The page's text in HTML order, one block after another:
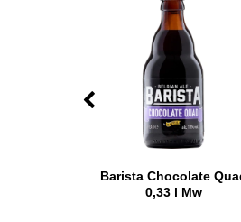
Barista Chocolate
0,33 l Mw